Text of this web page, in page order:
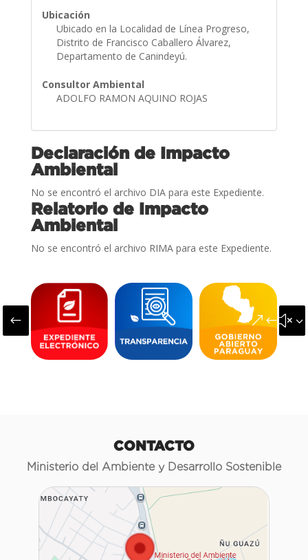
Ubicación
Ubicado en la Localidad de Línea Progreso,
Distrito de Francisco Caballero Álvarez,
Departamento de Canindeyú.
Consultor Ambiental
ADOLFO RAMON AQUINO ROJAS
Declaración de Impacto
Ambiental
No se encontró el archivo DIA para este Expediente.
Relatorio de Impacto
Ambiental
No se encontró el archivo RIMA para este Expediente.
#
CONTACTO
Ministerio del Ambiente y Desarrollo Sostenible